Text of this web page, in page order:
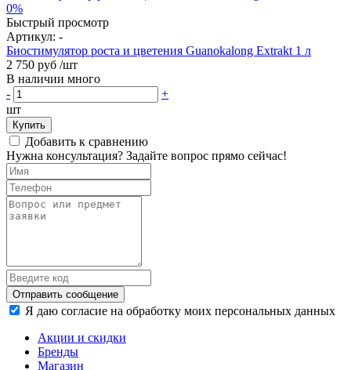
0%
Быстрый просмотр
Артикул: -
Биостимулятор роста и цветения Guanokalong Extrakt 1 л
2 750 руб /шт
В наличии много
-
+
шт
Купить
Добавить к сравнению
Нужна консультация? Задайте вопрос прямо сейчас!
Отправить сообщение
Я даю согласие на обработку моих персональных данных
Акции и скидки
Бренды
Магазин